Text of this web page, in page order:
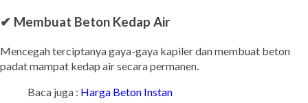
✔ Membuat Beton Kedap Air
Mencegah terciptanya gaya-gaya kapiler dan membuat beton
padat mampat kedap air secara permanen.
Baca juga : Harga Beton Instan